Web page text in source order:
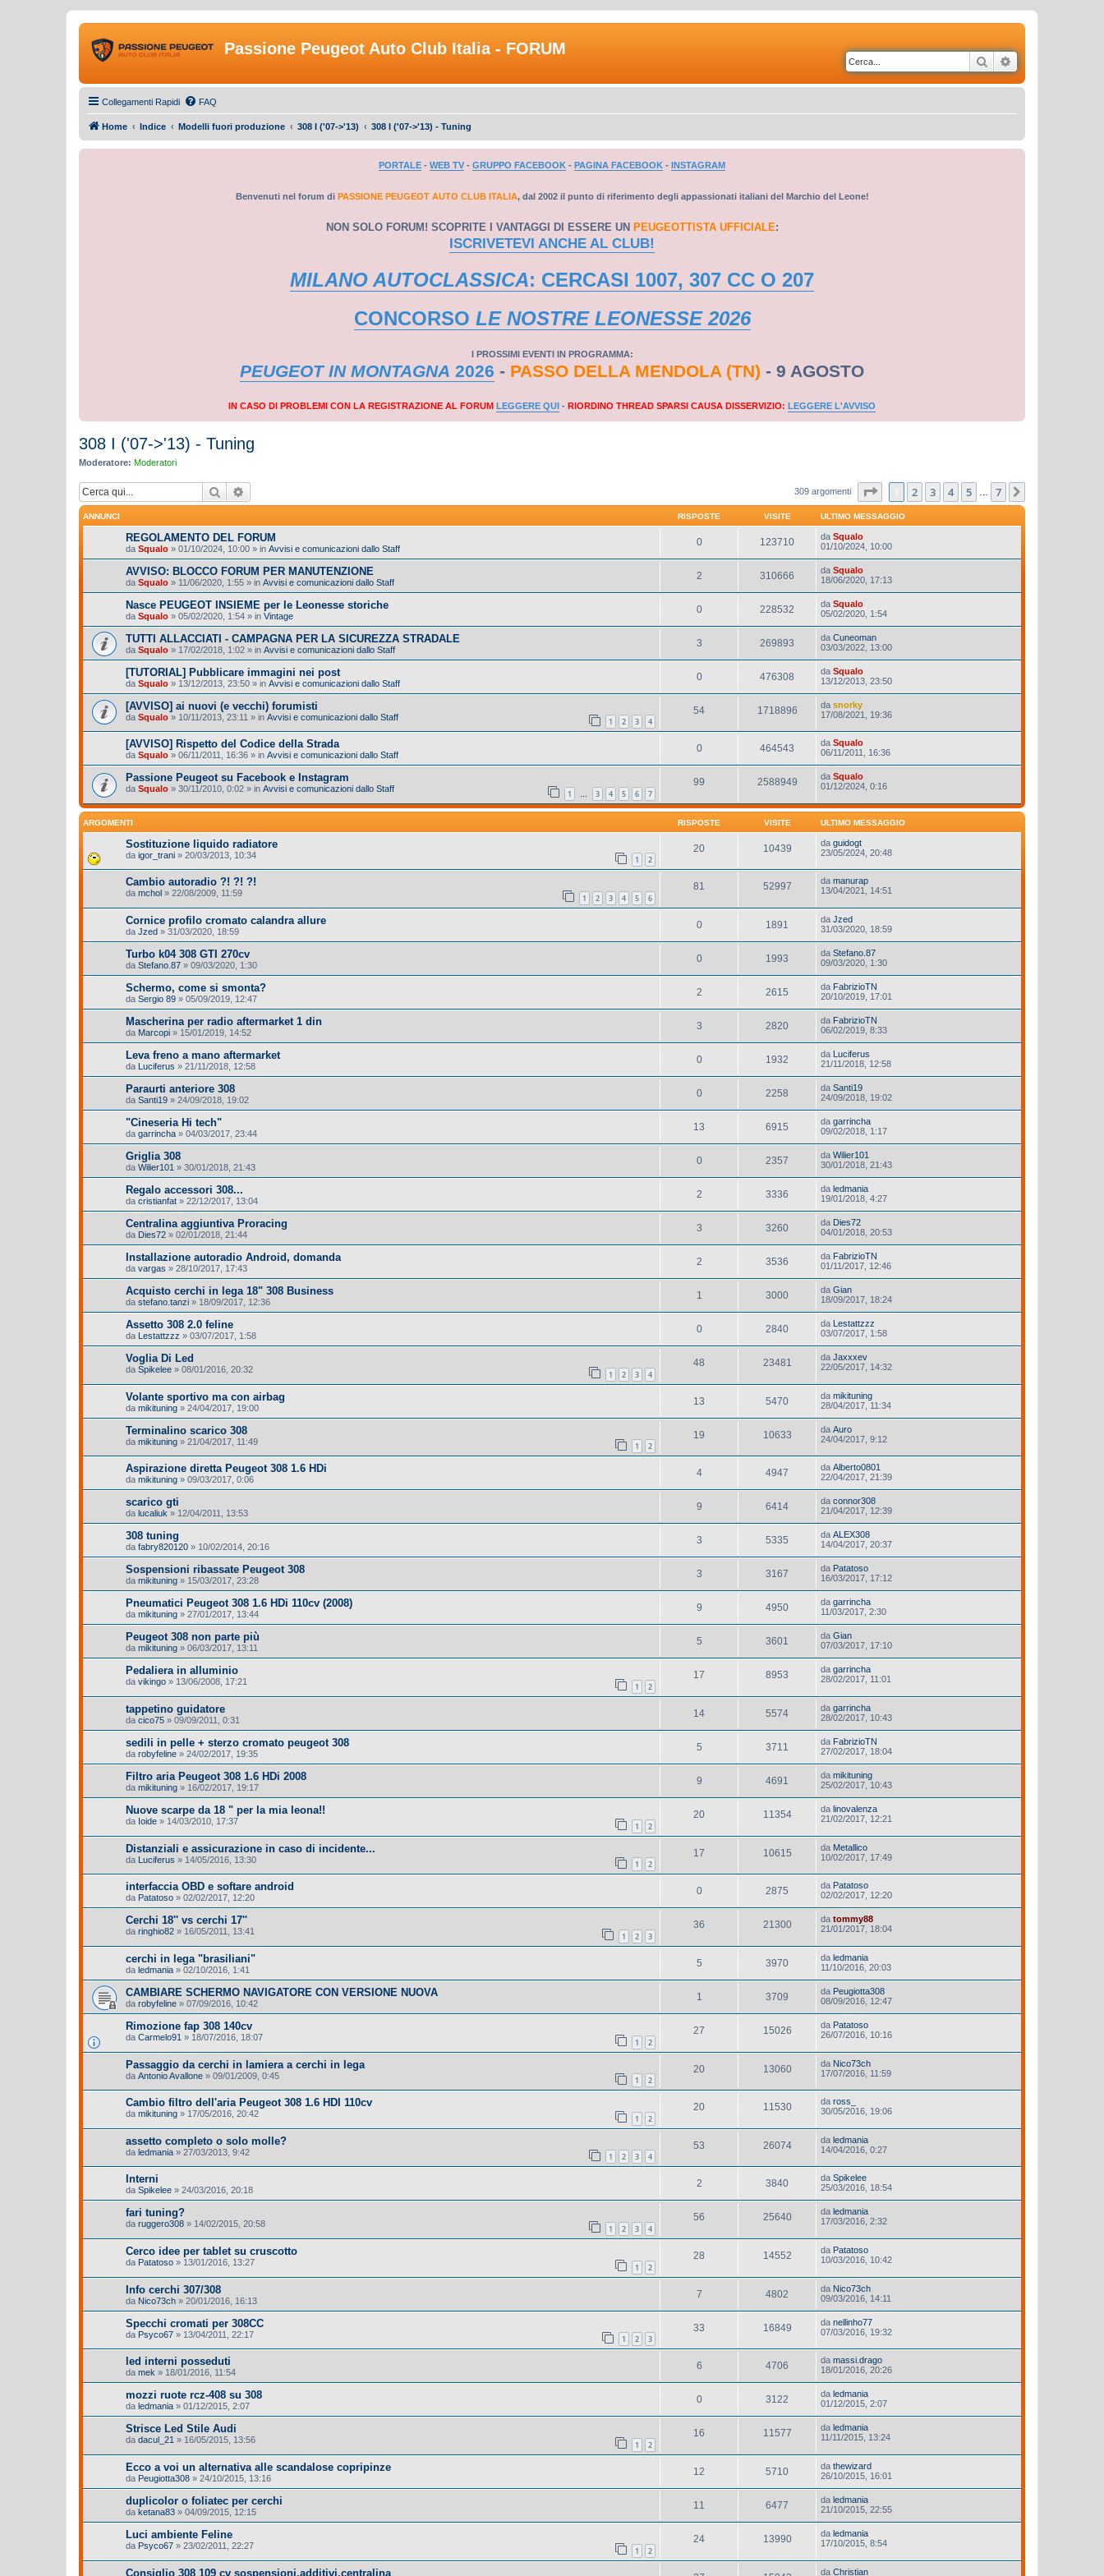
Passione Peugeot Auto Club Italia - FORUM
Cerca
Collegamenti Rapidi FAQ
Home Indice Modelli fuori produzione 308 I ('07->'13) 308 I ('07->'13) - Tuning
PORTALE - WEB TV - GRUPPO FACEBOOK - PAGINA FACEBOOK - INSTAGRAM
Benvenuti nel forum di PASSIONE PEUGEOT AUTO CLUB ITALIA, dal 2002 il punto di riferimento degli appassionati italiani del Marchio del Leone!
NON SOLO FORUM! SCOPRITE I VANTAGGI DI ESSERE UN PEUGEOTTISTA UFFICIALE:
ISCRIVETEVI ANCHE AL CLUB!
MILANO AUTOCLASSICA: CERCASI 1007, 307 CC O 207
CONCORSO LE NOSTRE LEONESSE 2026
I PROSSIMI EVENTI IN PROGRAMMA:
PEUGEOT IN MONTAGNA 2026 - PASSO DELLA MENDOLA (TN) - 9 AGOSTO
IN CASO DI PROBLEMI CON LA REGISTRAZIONE AL FORUM LEGGERE QUI - RIORDINO THREAD SPARSI CAUSA DISSERVIZIO: LEGGERE L'AVVISO
308 I ('07->'13) - Tuning
Moderatore: Moderatori
Cerca 309 argomenti Pagina1 di
2 3 4 5 7
ANNUNCI RISPOSTE VISITE ULTIMO MESSAGGIO
REGOLAMENTO DEL FORUM
da Squalo » 01/10/2024, 10:00 » in Avvisi e comunicazioni dallo Staff
0 123710 da Squalo
01/10/2024, 10:00
AVVISO: BLOCCO FORUM PER MANUTENZIONE
da Squalo » 11/06/2020, 1:55 » in Avvisi e comunicazioni dallo Staff
2 310666 da Squalo
18/06/2020, 17:13
Nasce PEUGEOT INSIEME per le Leonesse storiche
da Squalo » 05/02/2020, 1:54 » in Vintage
0 228532 da Squalo
05/02/2020, 1:54
TUTTI ALLACCIATI - CAMPAGNA PER LA SICUREZZA STRADALE
da Squalo » 17/02/2018, 1:02 » in Avvisi e comunicazioni dallo Staff
3 269893 da Cuneoman
03/03/2022, 13:00
[TUTORIAL] Pubblicare immagini nei post
da Squalo » 13/12/2013, 23:50 » in Avvisi e comunicazioni dallo Staff
0 476308 da Squalo
13/12/2013, 23:50
[AVVISO] ai nuovi (e vecchi) forumisti
da Squalo » 10/11/2013, 23:11 » in Avvisi e comunicazioni dallo Staff 1 2 3 4
54 1718896 da snorky
17/08/2021, 19:36
[AVVISO] Rispetto del Codice della Strada
da Squalo » 06/11/2011, 16:36 » in Avvisi e comunicazioni dallo Staff
0 464543 da Squalo
06/11/2011, 16:36
Passione Peugeot su Facebook e Instagram
da Squalo » 30/11/2010, 0:02 » in Avvisi e comunicazioni dallo Staff 1 … 3 4 5 6 7
99 2588949 da Squalo
01/12/2024, 0:16
ARGOMENTI RISPOSTE VISITE ULTIMO MESSAGGIO
Sostituzione liquido radiatore
da igor_trani » 20/03/2013, 10:34 1 2
20 10439 da guidogt
23/05/2024, 20:48
Cambio autoradio ?! ?! ?!
da mchol » 22/08/2009, 11:59 1 2 3 4 5 6
81 52997 da manurap
13/04/2021, 14:51
Cornice profilo cromato calandra allure
da Jzed » 31/03/2020, 18:59
0 1891 da Jzed
31/03/2020, 18:59
Turbo k04 308 GTI 270cv
da Stefano.87 » 09/03/2020, 1:30
0 1993 da Stefano.87
09/03/2020, 1:30
Schermo, come si smonta?
da Sergio 89 » 05/09/2019, 12:47
2 2615 da FabrizioTN
20/10/2019, 17:01
Mascherina per radio aftermarket 1 din
da Marcopi » 15/01/2019, 14:52
3 2820 da FabrizioTN
06/02/2019, 8:33
Leva freno a mano aftermarket
da Luciferus » 21/11/2018, 12:58
0 1932 da Luciferus
21/11/2018, 12:58
Paraurti anteriore 308
da Santi19 » 24/09/2018, 19:02
0 2258 da Santi19
24/09/2018, 19:02
"Cineseria Hi tech"
da garrincha » 04/03/2017, 23:44
13 6915 da garrincha
09/02/2018, 1:17
Griglia 308
da Wilier101 » 30/01/2018, 21:43
0 2357 da Wilier101
30/01/2018, 21:43
Regalo accessori 308...
da cristianfat » 22/12/2017, 13:04
2 3336 da ledmania
19/01/2018, 4:27
Centralina aggiuntiva Proracing
da Dies72 » 02/01/2018, 21:44
3 3260 da Dies72
04/01/2018, 20:53
Installazione autoradio Android, domanda
da vargas » 28/10/2017, 17:43
2 3536 da FabrizioTN
01/11/2017, 12:46
Acquisto cerchi in lega 18" 308 Business
da stefano.tanzi » 18/09/2017, 12:36
1 3000 da Gian
18/09/2017, 18:24
Assetto 308 2.0 feline
da Lestattzzz » 03/07/2017, 1:58
0 2840 da Lestattzzz
03/07/2017, 1:58
Voglia Di Led
da Spikelee » 08/01/2016, 20:32 1 2 3 4
48 23481 da Jaxxxev
22/05/2017, 14:32
Volante sportivo ma con airbag
da mikituning » 24/04/2017, 19:00
13 5470 da mikituning
28/04/2017, 11:34
Terminalino scarico 308
da mikituning » 21/04/2017, 11:49 1 2
19 10633 da Auro
24/04/2017, 9:12
Aspirazione diretta Peugeot 308 1.6 HDi
da mikituning » 09/03/2017, 0:06
4 4947 da Alberto0801
22/04/2017, 21:39
scarico gti
da lucaliuk » 12/04/2011, 13:53
9 6414 da connor308
21/04/2017, 12:39
308 tuning
da fabry820120 » 10/02/2014, 20:16
3 5335 da ALEX308
14/04/2017, 20:37
Sospensioni ribassate Peugeot 308
da mikituning » 15/03/2017, 23:28
3 3167 da Patatoso
16/03/2017, 17:12
Pneumatici Peugeot 308 1.6 HDi 110cv (2008)
da mikituning » 27/01/2017, 13:44
9 4950 da garrincha
11/03/2017, 2:30
Peugeot 308 non parte più
da mikituning » 06/03/2017, 13:11
5 3601 da Gian
07/03/2017, 17:10
Pedaliera in alluminio
da vikingo » 13/06/2008, 17:21 1 2
17 8953 da garrincha
28/02/2017, 11:01
tappetino guidatore
da cico75 » 09/09/2011, 0:31
14 5574 da garrincha
28/02/2017, 10:43
sedili in pelle + sterzo cromato peugeot 308
da robyfeline » 24/02/2017, 19:35
5 3711 da FabrizioTN
27/02/2017, 18:04
Filtro aria Peugeot 308 1.6 HDi 2008
da mikituning » 16/02/2017, 19:17
9 4691 da mikituning
25/02/2017, 10:43
Nuove scarpe da 18 " per la mia leona!!
da Ioide » 14/03/2010, 17:37 1 2
20 11354 da linovalenza
21/02/2017, 12:21
Distanziali e assicurazione in caso di incidente...
da Luciferus » 14/05/2016, 13:30 1 2
17 10615 da Metallico
10/02/2017, 17:49
interfaccia OBD e softare android
da Patatoso » 02/02/2017, 12:20
0 2875 da Patatoso
02/02/2017, 12:20
Cerchi 18'' vs cerchi 17''
da ringhio82 » 16/05/2011, 13:41 1 2 3
36 21300 da tommy88
21/01/2017, 18:04
cerchi in lega "brasiliani"
da ledmania » 02/10/2016, 1:41
5 3970 da ledmania
11/10/2016, 20:03
CAMBIARE SCHERMO NAVIGATORE CON VERSIONE NUOVA
da robyfeline » 07/09/2016, 10:42
1 3709 da Peugiotta308
08/09/2016, 12:47
Rimozione fap 308 140cv
da Carmelo91 » 18/07/2016, 18:07 1 2
27 15026 da Patatoso
26/07/2016, 10:16
Passaggio da cerchi in lamiera a cerchi in lega
da Antonio Avallone » 09/01/2009, 0:45 1 2
20 13060 da Nico73ch
17/07/2016, 11:59
Cambio filtro dell'aria Peugeot 308 1.6 HDI 110cv
da mikituning » 17/05/2016, 20:42 1 2
20 11530 da ross_
30/05/2016, 19:06
assetto completo o solo molle?
da ledmania » 27/03/2013, 9:42 1 2 3 4
53 26074 da ledmania
14/04/2016, 0:27
Interni
da Spikelee » 24/03/2016, 20:18
2 3840 da Spikelee
25/03/2016, 18:54
fari tuning?
da ruggero308 » 14/02/2015, 20:58 1 2 3 4
56 25640 da ledmania
17/03/2016, 2:32
Cerco idee per tablet su cruscotto
da Patatoso » 13/01/2016, 13:27 1 2
28 14552 da Patatoso
10/03/2016, 10:42
Info cerchi 307/308
da Nico73ch » 20/01/2016, 16:13
7 4802 da Nico73ch
09/03/2016, 14:11
Specchi cromati per 308CC
da Psyco67 » 13/04/2011, 22:17 1 2 3
33 16849 da nellinho77
07/03/2016, 19:32
led interni posseduti
da mek » 18/01/2016, 11:54
6 4706 da massi.drago
18/01/2016, 20:26
mozzi ruote rcz-408 su 308
da ledmania » 01/12/2015, 2:07
0 3122 da ledmania
01/12/2015, 2:07
Strisce Led Stile Audi
da dacul_21 » 16/05/2015, 13:56 1 2
16 11577 da ledmania
11/11/2015, 13:24
Ecco a voi un alternativa alle scandalose copripinze
da Peugiotta308 » 24/10/2015, 13:16
12 5710 da thewizard
26/10/2015, 16:01
duplicolor o foliatec per cerchi
da ketana83 » 04/09/2015, 12:15
11 6477 da ledmania
21/10/2015, 22:55
Luci ambiente Feline
da Psyco67 » 23/02/2011, 22:27 1 2
24 13990 da ledmania
17/10/2015, 8:54
Consiglio 308 109 cv sospensioni,additivi,centralina da Christian